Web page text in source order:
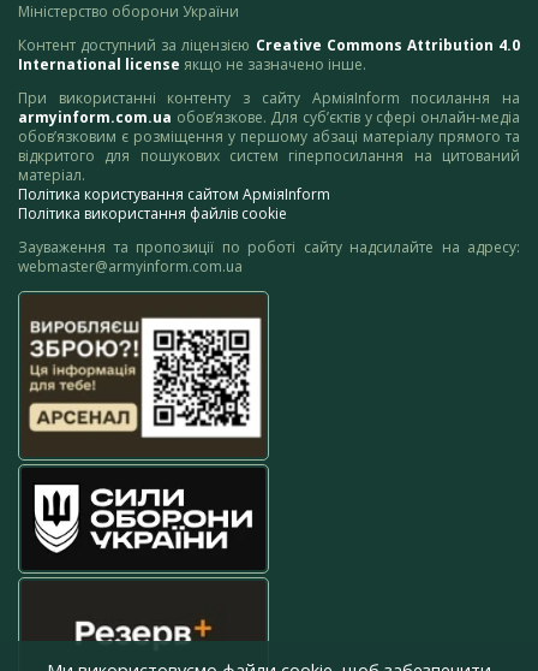
Міністерство оборони України
Контент доступний за ліцензією Creative Commons Attribution 4.0
International license якщо не зазначено інше.
При використанні контенту з сайту АрміяInform посилання на
armyinform.com.ua обов’язкове. Для суб’єктів у сфері онлайн-медіа
обов’язковим є розміщення у першому абзаці матеріалу прямого та
відкритого для пошукових систем гіперпосилання на цитований
матеріал.
Політика користування сайтом АрміяInform
Політика використання файлів cookie
Зауваження та пропозиції по роботі сайту надсилайте на адресу:
webmaster@armyinform.com.ua